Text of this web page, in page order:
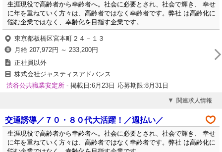
生涯現役で高齢者から幸齢者へ。社会に必要とされ、社会で輝き、 幸せ
に年を重ねていく方々は、高齢者ではなく幸齢者です。弊社 は高齢化に
悩む企業ではなく、幸齢化を目指す企業です。
東京都板橋区宮本町２４－１３
月給 207,972円 ～ 233,200円
正社員以外
株式会社ジャスティスアドバンス
渋谷公共職業安定所 - 掲載日:6月23日 応募期限:8月31日
関連求人情報
交通誘導／７０・８０代大活躍！／週払い／
生涯現役で高齢者から幸齢者へ。社会に必要とされ、社会で輝き、 幸せ
に年を重ねていく方々は、高齢者ではなく幸齢者です。弊社 は高齢化に